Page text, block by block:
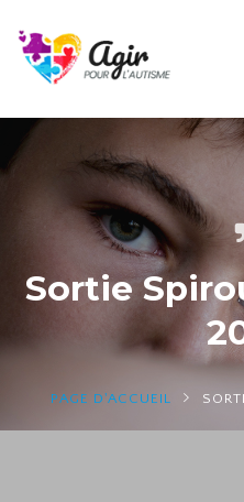
Sortie
PAGE D'ACCUEIL